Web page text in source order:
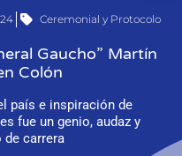
Ceremonial y Protocolo
Gaucho” Martín
Colón
país e inspiración de
fue un genio, audaz y
carrera